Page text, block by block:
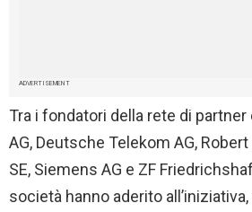
ADVERTISEMENT
Tra i fondatori della rete di
AG, Deutsche Telekom AG,
SE, Siemens AG e ZF
società hanno aderito